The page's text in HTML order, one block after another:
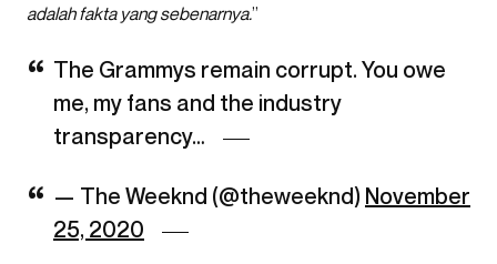
adalah fakta yang sebenarnya.”
The Grammys remain corrupt. You owe
me, my fans and the industry
transparency…
— The Weeknd (@theweeknd) November
25, 2020